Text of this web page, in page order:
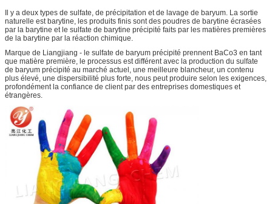
Il y a deux types de sulfate, de précipitation et de lavage de baryum. La sortie
naturelle est barytine, les produits finis sont des poudres de barytine écrasées
par la barytine et le sulfate de barytine précipité faits par les matières premières
de la barytine par la réaction chimique.
Marque de Liangjiang - le sulfate de baryum précipité prennent BaCo3 en tant
que matière première, le processus est différent avec la production du sulfate
de baryum précipité au marché actuel, une meilleure blancheur, un contenu
plus élevé, une dispersibilité plus forte, nous peut produire selon les exigences,
profondément la confiance de client par des entreprises domestiques et
étrangères.